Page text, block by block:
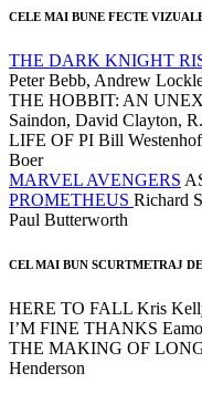
CELE MAI BUNE FECTE
THE DARK KNIGHT
Peter Bebb, Andrew
THE HOBBIT: AN
Saindon, David Clayton,
LIFE OF PI Bill
Boer
MARVEL AVENGERS
PROMETHEUS Richard
Paul Butterworth
CEL MAI BUN SCURTMETRAJ
HERE TO FALL Kris
I’M FINE THANKS
THE MAKING OF
Henderson